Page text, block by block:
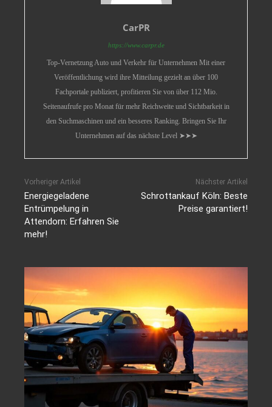
CarPR
https://www.carpr.de
Top-Vernetzung Auto und Verkehr für Unternehmen Mit einer
Veröffentlichung wird ihre Mitteilung gezielt an über 100
Fachportale publiziert, profitieren Sie von über 112 Mio.
Seitenaufrufe pro Monat für mehr Reichweite und Sichtbarkeit in
den Suchmaschinen und ein besseres Ranking. Bringen Sie Ihr
Unternehmen auf das nächste Level ➤➤➤
Vorheriger Artikel
Energiegeladene
Entrümpelung in
Attendorn: Erfahren Sie
mehr!
Nächster Artikel
Schrottankauf Köln: Beste
Preise garantiert!